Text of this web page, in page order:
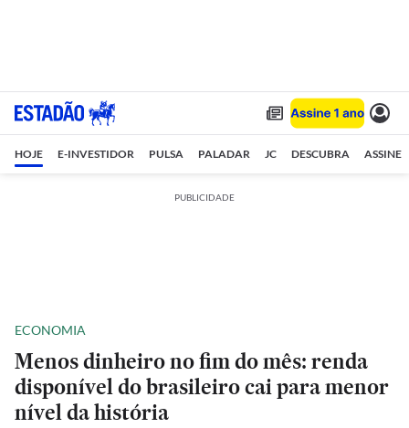
HOJE E-INVESTIDOR PULSA PALADAR JC DESCUBRA ASSINE
PUBLICIDADE
ECONOMIA
Menos dinheiro no fim do mês: renda
disponível do brasileiro cai para menor
nível da história